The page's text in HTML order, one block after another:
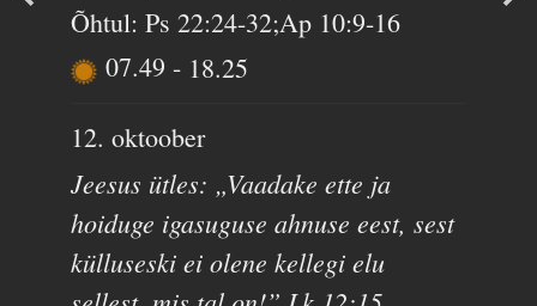
Õhtul: Ps 22:24-32;Ap 10:9-16
07.49 - 18.25
12. oktoober
Jeesus ütles: „Vaadake ette ja
hoiduge igasuguse ahnuse eest, sest
külluseski ei olene kellegi elu